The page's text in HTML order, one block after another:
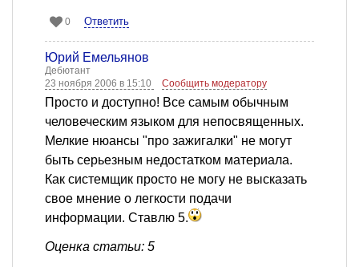
0 Ответить
Юрий Емельянов
Дебютант
23 ноября 2006 в 15:10
Сообщить модератору
Просто и доступно! Все самым обычным
человеческим языком для непосвященных.
Мелкие нюансы "про зажигалки" не могут
быть серьезным недостатком материала.
Как системщик просто не могу не высказать
свое мнение о легкости подачи
информации. Ставлю 5.
Оценка статьи: 5